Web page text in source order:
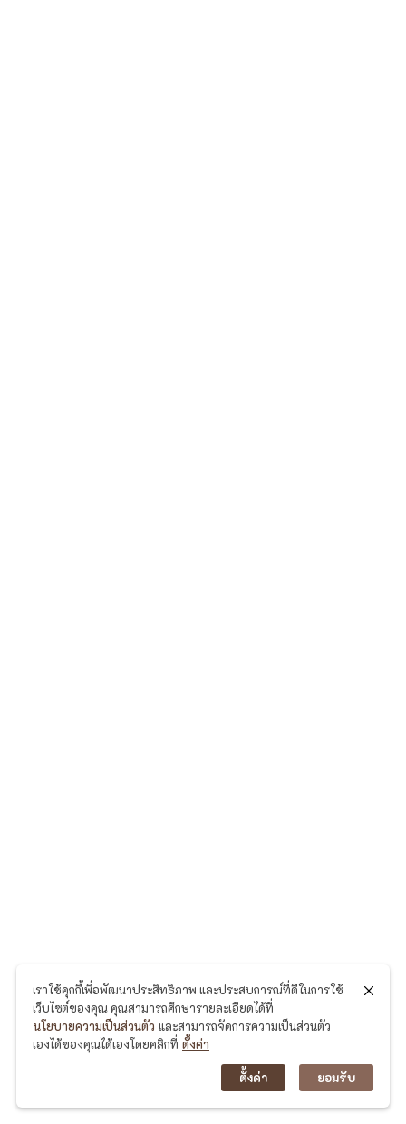
เราใช้คุกกี้เพื่อพัฒนาประสิทธิภาพ และประสบการณ์ที่ดีในการใช้
เว็บไซต์ของคุณ คุณสามารถศึกษารายละเอียดได้ที่
นโยบายความเป็นส่วนตัว และสามารถจัดการความเป็นส่วนตัว
เองได้ของคุณได้เองโดยคลิกที่ ตั้งค่า
ตั้งค่า ยอมรับ